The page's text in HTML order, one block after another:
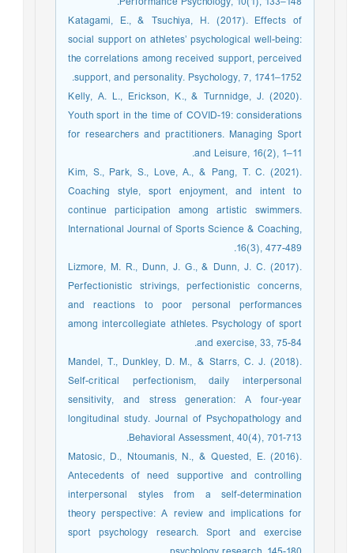
Katagami, E., & Tsuchiya, H. (2017). Effects of
social support on athletes’ psychological well-being:
the correlations among received support, perceived
support, and personality. Psychology, 7, 1741–1752.
Kelly, A. L., Erickson, K., & Turnnidge, J. (2020).
Youth sport in the time of COVID-19: considerations
for researchers and practitioners. Managing Sport
and Leisure, 16(2), 1–11.
Kim, S., Park, S., Love, A., & Pang, T. C. (2021).
Coaching style, sport enjoyment, and intent to
continue participation among artistic swimmers.
International Journal of Sports Science & Coaching,
16(3), 477-489.
Lizmore, M. R., Dunn, J. G., & Dunn, J. C. (2017).
Perfectionistic strivings, perfectionistic concerns,
and reactions to poor personal performances
among intercollegiate athletes. Psychology of sport
and exercise, 33, 75-84.
Mandel, T., Dunkley, D. M., & Starrs, C. J. (2018).
Self-critical perfectionism, daily interpersonal
sensitivity, and stress generation: A four-year
longitudinal study. Journal of Psychopathology and
Behavioral Assessment, 40(4), 701-713.
Matosic, D., Ntoumanis, N., & Quested, E. (2016).
Antecedents of need supportive and controlling
interpersonal styles from a self-determination
theory perspective: A review and implications for
sport psychology research. Sport and exercise